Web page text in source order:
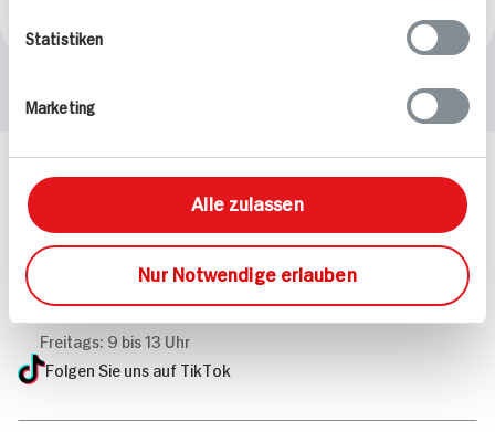
Statistiken
Marketing
Alle zulassen
Nur Notwendige erlauben
Häufig gestellte Fragen
Mehr Informationen in unserem FAQ
kontakt
hit.de
(0228) 42967 0
Montag - Donnerstag: 9 bis 16 Uhr
Freitags: 9 bis 13 Uhr
Folgen Sie uns auf TikTok